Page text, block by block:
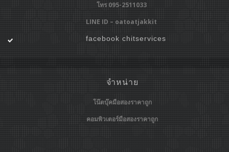
โทร 095-2511033
LINE ID – oatoatjakkit
facebook chitservices
จำหน่าย
โน๊ตบุ๊คมือสองราคาถูก
คอมพิวเตอร์มือสองราคาถูก